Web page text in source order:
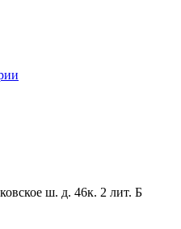
ш. д. 46к. 2 лит. Б